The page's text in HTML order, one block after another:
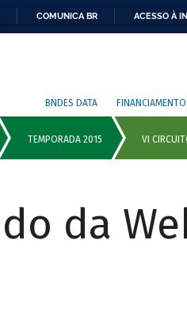
COMUNICA BR ACESSO À
BNDES DATA
da